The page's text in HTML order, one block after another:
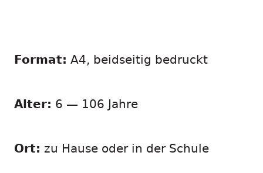
Format: A4, beidseitig bedruckt
Alter: 6 — 106 Jahre
Ort: zu Hause oder in der Schule